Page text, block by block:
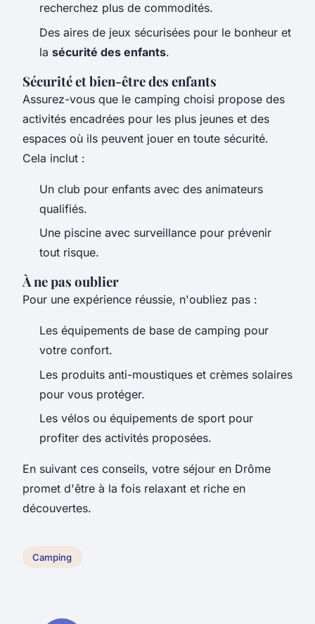
recherchez plus de commodités.
Des aires de jeux sécurisées pour le bonheur et
la sécurité des enfants.
Sécurité et bien-être des enfants
Assurez-vous que le camping choisi propose des
activités encadrées pour les plus jeunes et des
espaces où ils peuvent jouer en toute sécurité.
Cela inclut :
Un club pour enfants avec des animateurs
qualifiés.
Une piscine avec surveillance pour prévenir
tout risque.
À ne pas oublier
Pour une expérience réussie, n'oubliez pas :
Les équipements de base de camping pour
votre confort.
Les produits anti-moustiques et crèmes solaires
pour vous protéger.
Les vélos ou équipements de sport pour
profiter des activités proposées.
En suivant ces conseils, votre séjour en Drôme
promet d'être à la fois relaxant et riche en
découvertes.
Camping